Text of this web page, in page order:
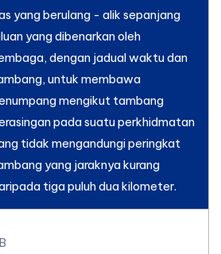
yang berulang - alik sepanjang
yang dibenarkan oleh
dengan jadual waktu dan
untuk membawa
mengikut tambang
pada suatu perkhidmatan
tidak mengandungi peringkat
yang jaraknya kurang
tiga puluh dua kilometer.